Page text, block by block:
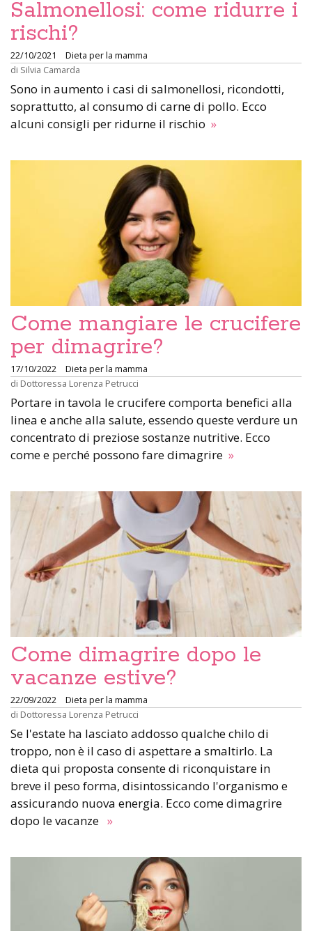
Salmonellosi: come ridurre i
rischi?
22/10/2021
Dieta per la mamma
di Silvia Camarda
Sono in aumento i casi di salmonellosi, ricondotti,
soprattutto, al consumo di carne di pollo. Ecco
alcuni consigli per ridurne il rischio »
Come mangiare le crucifere
per dimagrire?
17/10/2022
Dieta per la mamma
di Dottoressa Lorenza Petrucci
Portare in tavola le crucifere comporta benefici alla
linea e anche alla salute, essendo queste verdure un
concentrato di preziose sostanze nutritive. Ecco
come e perché possono fare dimagrire »
Come dimagrire dopo le
vacanze estive?
22/09/2022
Dieta per la mamma
di Dottoressa Lorenza Petrucci
Se l'estate ha lasciato addosso qualche chilo di
troppo, non è il caso di aspettare a smaltirlo. La
dieta qui proposta consente di riconquistare in
breve il peso forma, disintossicando l'organismo e
assicurando nuova energia. Ecco come dimagrire
dopo le vacanze »